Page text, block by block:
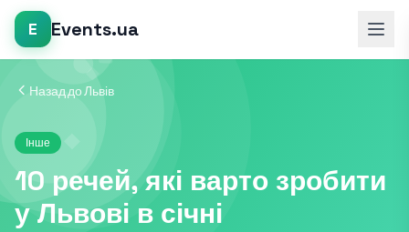
E Events.ua
Назад до Львів
Інше
10 речей, які варто зробити
у Львові в січні